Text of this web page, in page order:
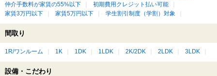
仲介手数料が家賃の55%以下
初期費用クレジット払い可能
家賃3万円以下
家賃5万円以下 学生割引制度（学割）対象
間取り
1R/ワンルーム 1K 1DK 1LDK 2K/2DK 2LDK 3LDK
設備・こだわり